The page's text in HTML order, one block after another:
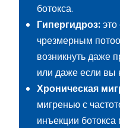
ботокса.
Гипергидроз:это
чрезмерным
возникнуть даже
или даже если вы
Хроническая
мигренью с
инъекции